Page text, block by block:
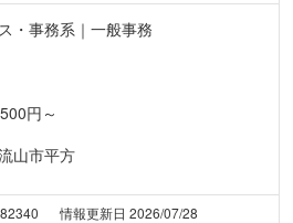
・事務系｜一般事務
円～
山市平方
情報更新日 2026/07/28